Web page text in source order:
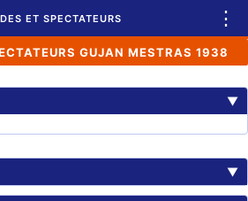
ET SPECTATEURS ⋮
GUJAN MESTRAS 1938
▼
▼